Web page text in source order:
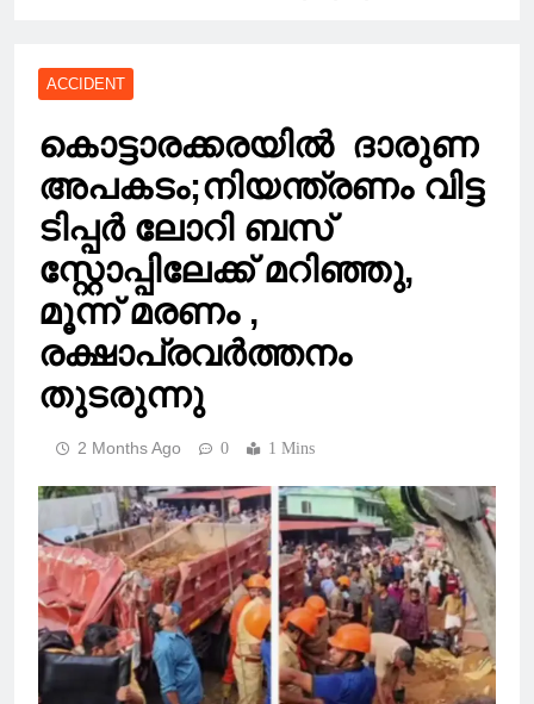
ACCIDENT
കൊട്ടാരക്കരയിൽ ദാരുണ
അപകടം;നിയന്ത്രണം വിട്ട
ടിപ്പർ ലോറി ബസ്
സ്റ്റോപ്പിലേക്ക് മറിഞ്ഞു,
മൂന്ന് മരണം ,
രക്ഷാപ്രവർത്തനം
തുടരുന്നു
2 Months Ago 0 1 Mins